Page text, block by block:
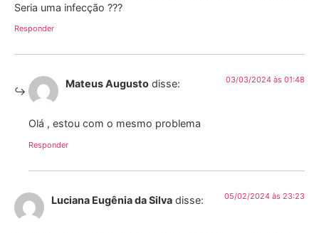
Seria uma infecção ???
Responder
Mateus Augusto disse: 03/03/2024 às 01:48
Olá , estou com o mesmo problema
Responder
Luciana Eugênia da Silva disse: 05/02/2024 às 23:23